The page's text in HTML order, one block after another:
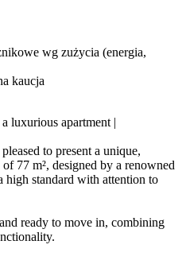
wg zużycia (energia,
kaucja
luxurious apartment |
to present a unique,
77 m², designed by a renowned
high standard with attention to
ready to move in, combining